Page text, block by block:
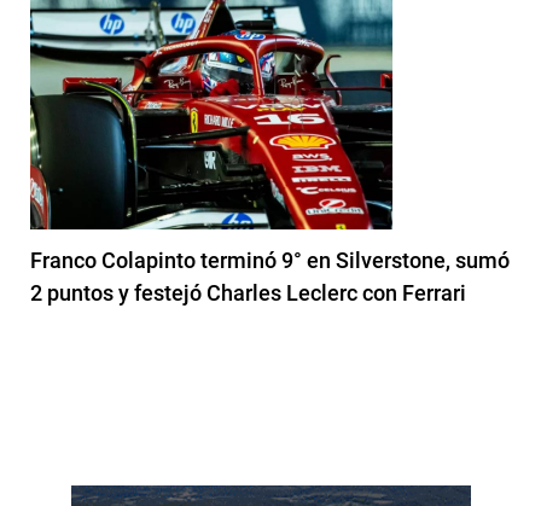
Franco Colapinto terminó 9° en Silverstone, sumó
2 puntos y festejó Charles Leclerc con Ferrari